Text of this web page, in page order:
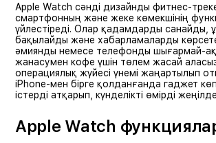
Apple Watch сәнді дизайнды фитнес-
смартфонның және жеке көмекшінің
үйлестіреді. Олар қадамдарды санайды,
бақылайды және хабарламаларды
әмиянды немесе телефонды шығармай-
жанасумен кофе үшін төлем жасай
операциялық жүйесі үнемі жаңартылып
iPhone-мен бірге қолданғанда гаджет
істерді атқарып, күнделікті өмірді
Apple Watch